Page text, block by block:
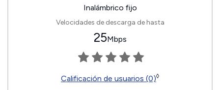
Inalámbrico fijo
Velocidades de descarga de hasta
25Mbps
Calificación de usuarios (0)◊